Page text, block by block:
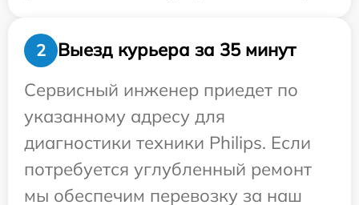
2
Выезд курьера за 35 минут
Сервисный инженер приедет по
указанному адресу для
диагностики техники Philips. Если
потребуется углубленный ремонт
мы обеспечим перевозку за наш